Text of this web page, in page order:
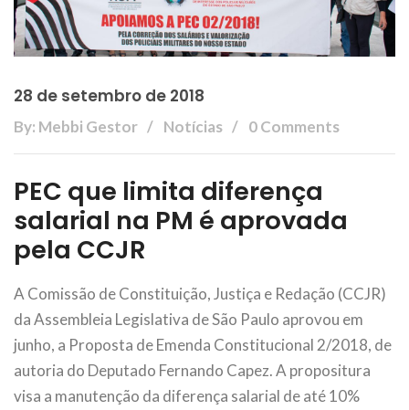
28 de setembro de 2018
By: Mebbi Gestor Notícias 0 Comments
PEC que limita diferença
salarial na PM é aprovada
pela CCJR
A Comissão de Constituição, Justiça e Redação (CCJR)
da Assembleia Legislativa de São Paulo aprovou em
junho, a Proposta de Emenda Constitucional 2/2018, de
autoria do Deputado Fernando Capez. A propositura
visa a manutenção da diferença salarial de até 10%